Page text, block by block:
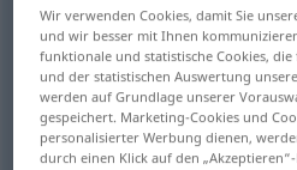
tapadera [tapaˈðera] f
Übersicht aller
(Für mehr Details die Übersetzung
Topf-Deckel, Tarnung,
Wir verwenden Cookies, damit Sie
und wir besser mit Ihnen
funktionale und statistische Cookies,
und der statistischen Auswertung
werden auf Grundlage unserer
gespeichert. Marketing-Cookies und
personalisierter Werbung dienen,
durch einen Klick auf den